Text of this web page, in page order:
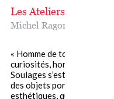
Les Ateliers de
Michel Ragon
« Homme de toutes les
curiosités, homme de
Soulages s’est attaché à
des objets porteurs
esthétiques, que ce soient